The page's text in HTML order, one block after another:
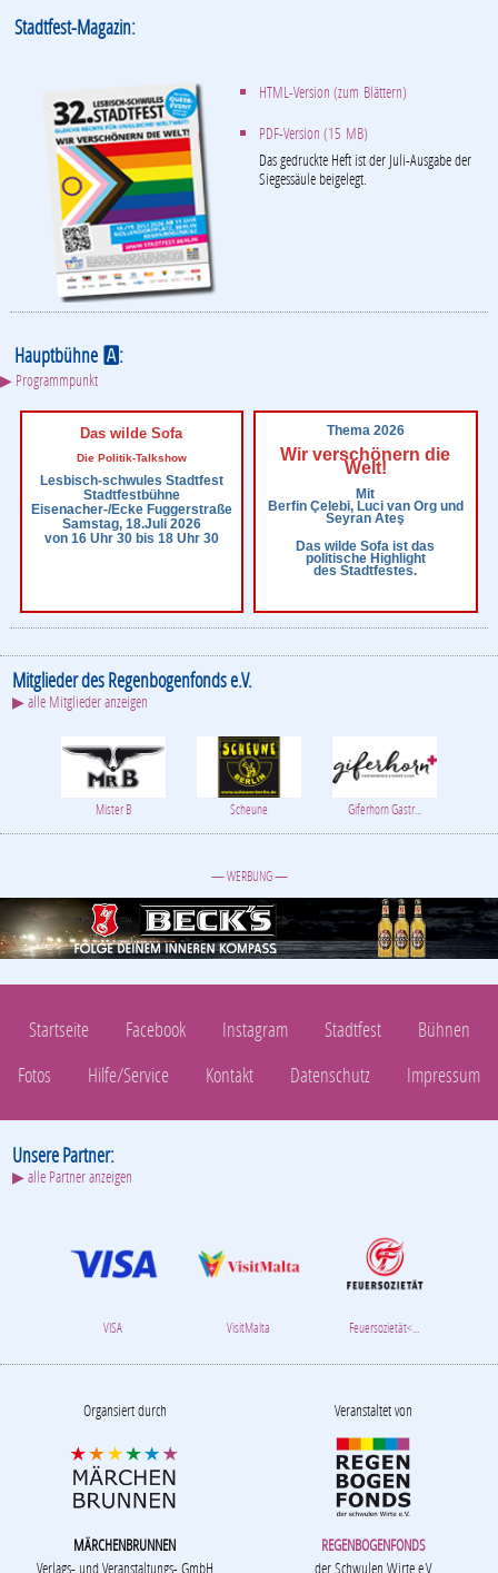
Stadtfest-Magazin:
HTML-Version (zum Blättern)
PDF-Version (15 MB)
Das gedruckte Heft ist der Juli-Ausgabe der
Siegessäule beigelegt.
HauptbühneA:
▶ Programmpunkt
Das wilde Sofa
Die Politik-Talkshow
Lesbisch-schwules Stadtfest
Stadtfestbühne
Eisenacher-/Ecke Fuggerstraße
Samstag, 18.Juli 2026
von 16 Uhr 30 bis 18 Uhr 30
Thema 2026
Wir verschönern die
Welt!
Mit
Berfin Çelebi, Luci van Org und
Seyran Ateş
Das wilde Sofa ist das
politische Highlight
des Stadtfestes.
Mitglieder des Regenbogenfonds e.V.
▶ alle Mitglieder anzeigen
Mister B Scheune Giferhorn Gastr...
— WERBUNG —
Startseite Facebook Instagram Stadtfest
Bühnen
Fotos
Hilfe/Service Kontakt Datenschutz Impressum
Unsere Partner:
▶ alle Partner anzeigen
VISA VisitMalta Feuersozietät<...
Organsiert durch
MÄRCHENBRUNNEN
Verlags- und Veranstaltungs- GmbH
Veranstaltet von
REGENBOGENFONDS
der Schwulen Wirte e.V.